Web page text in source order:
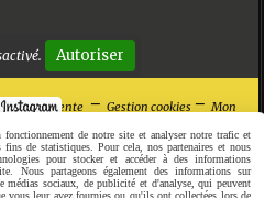
Autoriser
de vente Gestion cookies
Mon
un site internetde notre site et analyser notre trafic et
de statistiques. Pour cela, nos partenaires et nous
pour stocker et accéder à des informations
Nous partageons également des informations sur
médias sociaux, de publicité et d'analyse, qui peuvent
vous leur avez fournies ou qu'ils ont collectées lors de